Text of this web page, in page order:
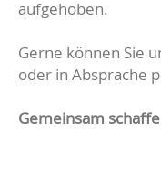
aufgehoben.
Gerne können Sie
oder in Absprache
Gemeinsam